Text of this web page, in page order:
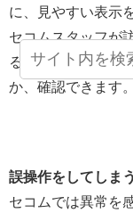
に、見やすい表示
セコムスタッフが
ることも可能なの
か、確認できます。
誤操作をしてしま
セコムでは異常を